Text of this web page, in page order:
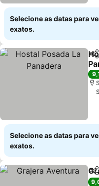
Selecione as datas para
exatos.
Selecione as datas para
exatos.